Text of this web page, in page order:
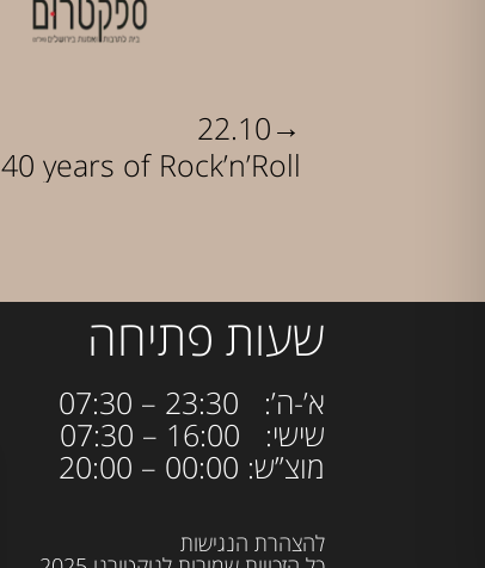
22.10→
40 years of Rock’n’Roll
שעות פתיחה
א’-ה’: 23:30 – 07:30
שישי: 16:00 – 07:30
מוצ”ש: 00:00 – 20:00
להצהרת הנגישות